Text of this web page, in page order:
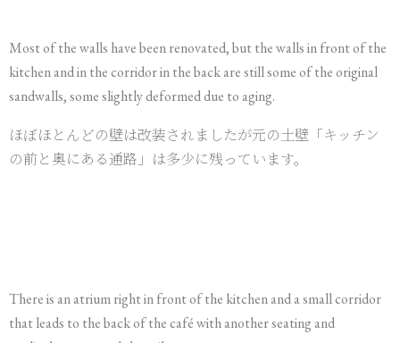
Most of the walls have been renovated, but the walls in front of the
kitchen and in the corridor in the back are still some of the original
sandwalls, some slightly deformed due to aging.
ほぼほとんどの壁は改装されましたが元の土壁「キッチン
の前と奥にある通路」は多少に残っています。
There is an atrium right in front of the kitchen and a small corridor
that leads to the back of the café with another seating and